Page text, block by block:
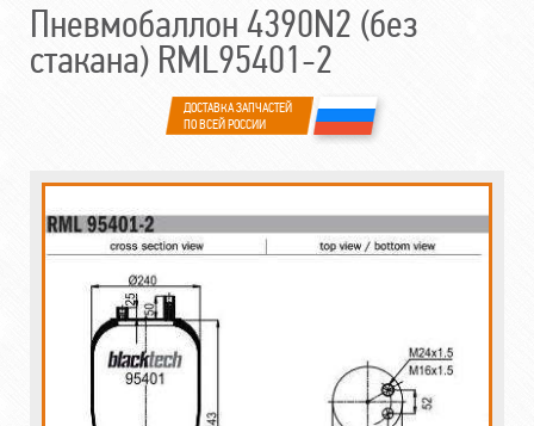
Пневмобаллон 4390N2 (без
стакана) RML95401-2
ДОСТАВКА ЗАПЧАСТЕЙ
ПО ВСЕЙ РОССИИ